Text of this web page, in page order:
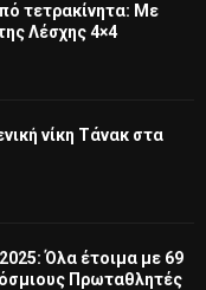
τετρακίνητα: Με
Λέσχης 4×4
νίκη Τάνακ στα
Όλα έτοιμα με 69
Πρωταθλητές